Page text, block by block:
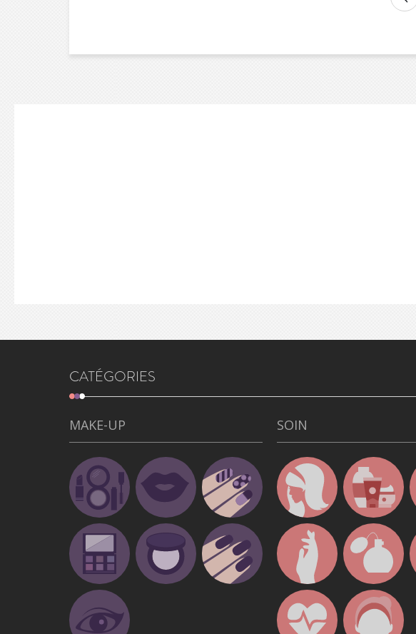
PAGINATION
CATÉGORIES
MAKE-UP SOIN